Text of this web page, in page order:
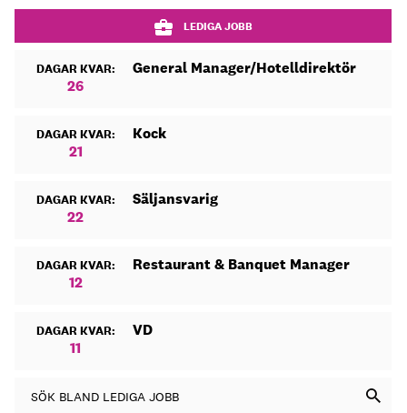
LEDIGA JOBB
DAGAR KVAR:
26
General Manager/Hotelldirektör
DAGAR KVAR:
21
Kock
DAGAR KVAR:
22
Säljansvarig
DAGAR KVAR:
12
Restaurant & Banquet Manager
DAGAR KVAR:
11
VD
SÖK BLAND LEDIGA JOBB